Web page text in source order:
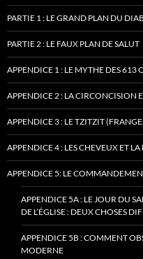
PARTIE 1 : LE GRAND PLAN DU
PARTIE 2 : LE FAUX PLAN DE SALUT
APPENDICE 1 : LE MYTHE DES
APPENDICE 2 : LA CIRCONCISION
APPENDICE 3 : LE TZITZIT
APPENDICE 4 : LES CHEVEUX ET
APPENDICE 5: LE
APPENDICE 5A : LE JOUR DU
DE L’ÉGLISE : DEUX CHOSES
APPENDICE 5B : COMMENT
MODERNE